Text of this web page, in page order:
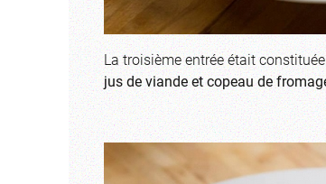
La troisième entrée était
jus de viande et copeau de